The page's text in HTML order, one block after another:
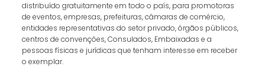
distribuído gratuitamente em todo o país, para promotoras
de eventos, empresas, prefeituras, câmaras de comércio,
entidades representativas do setor privado, órgãos públicos,
centros de convenções, Consulados, Embaixadas e a
pessoas físicas e jurídicas que tenham interesse em receber
o exemplar.